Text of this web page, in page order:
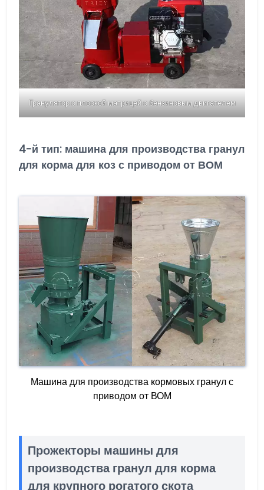
Гранулятор с плоской матрицей с бензиновым двигателем
4-й тип: машина для производства гранул
для корма для коз с приводом от ВОМ
Машина для производства кормовых гранул с
приводом от ВОМ
Прожекторы машины для
производства гранул для корма
для крупного рогатого скота